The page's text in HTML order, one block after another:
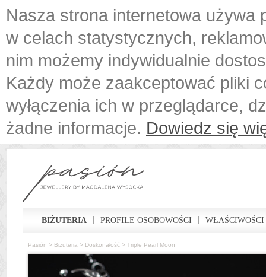
Nasza strona internetowa używa
w celach statystycznych,
nim możemy indywidualnie
Każdy może zaakceptować pliki
wyłączenia ich w przeglądarce,
żadne informacje. Dowiedz się
BIŻUTERIA PROFILE OSOBOWOŚCI
Pasión > Biżuteria > Doskonałość > Triple Pearl Moon